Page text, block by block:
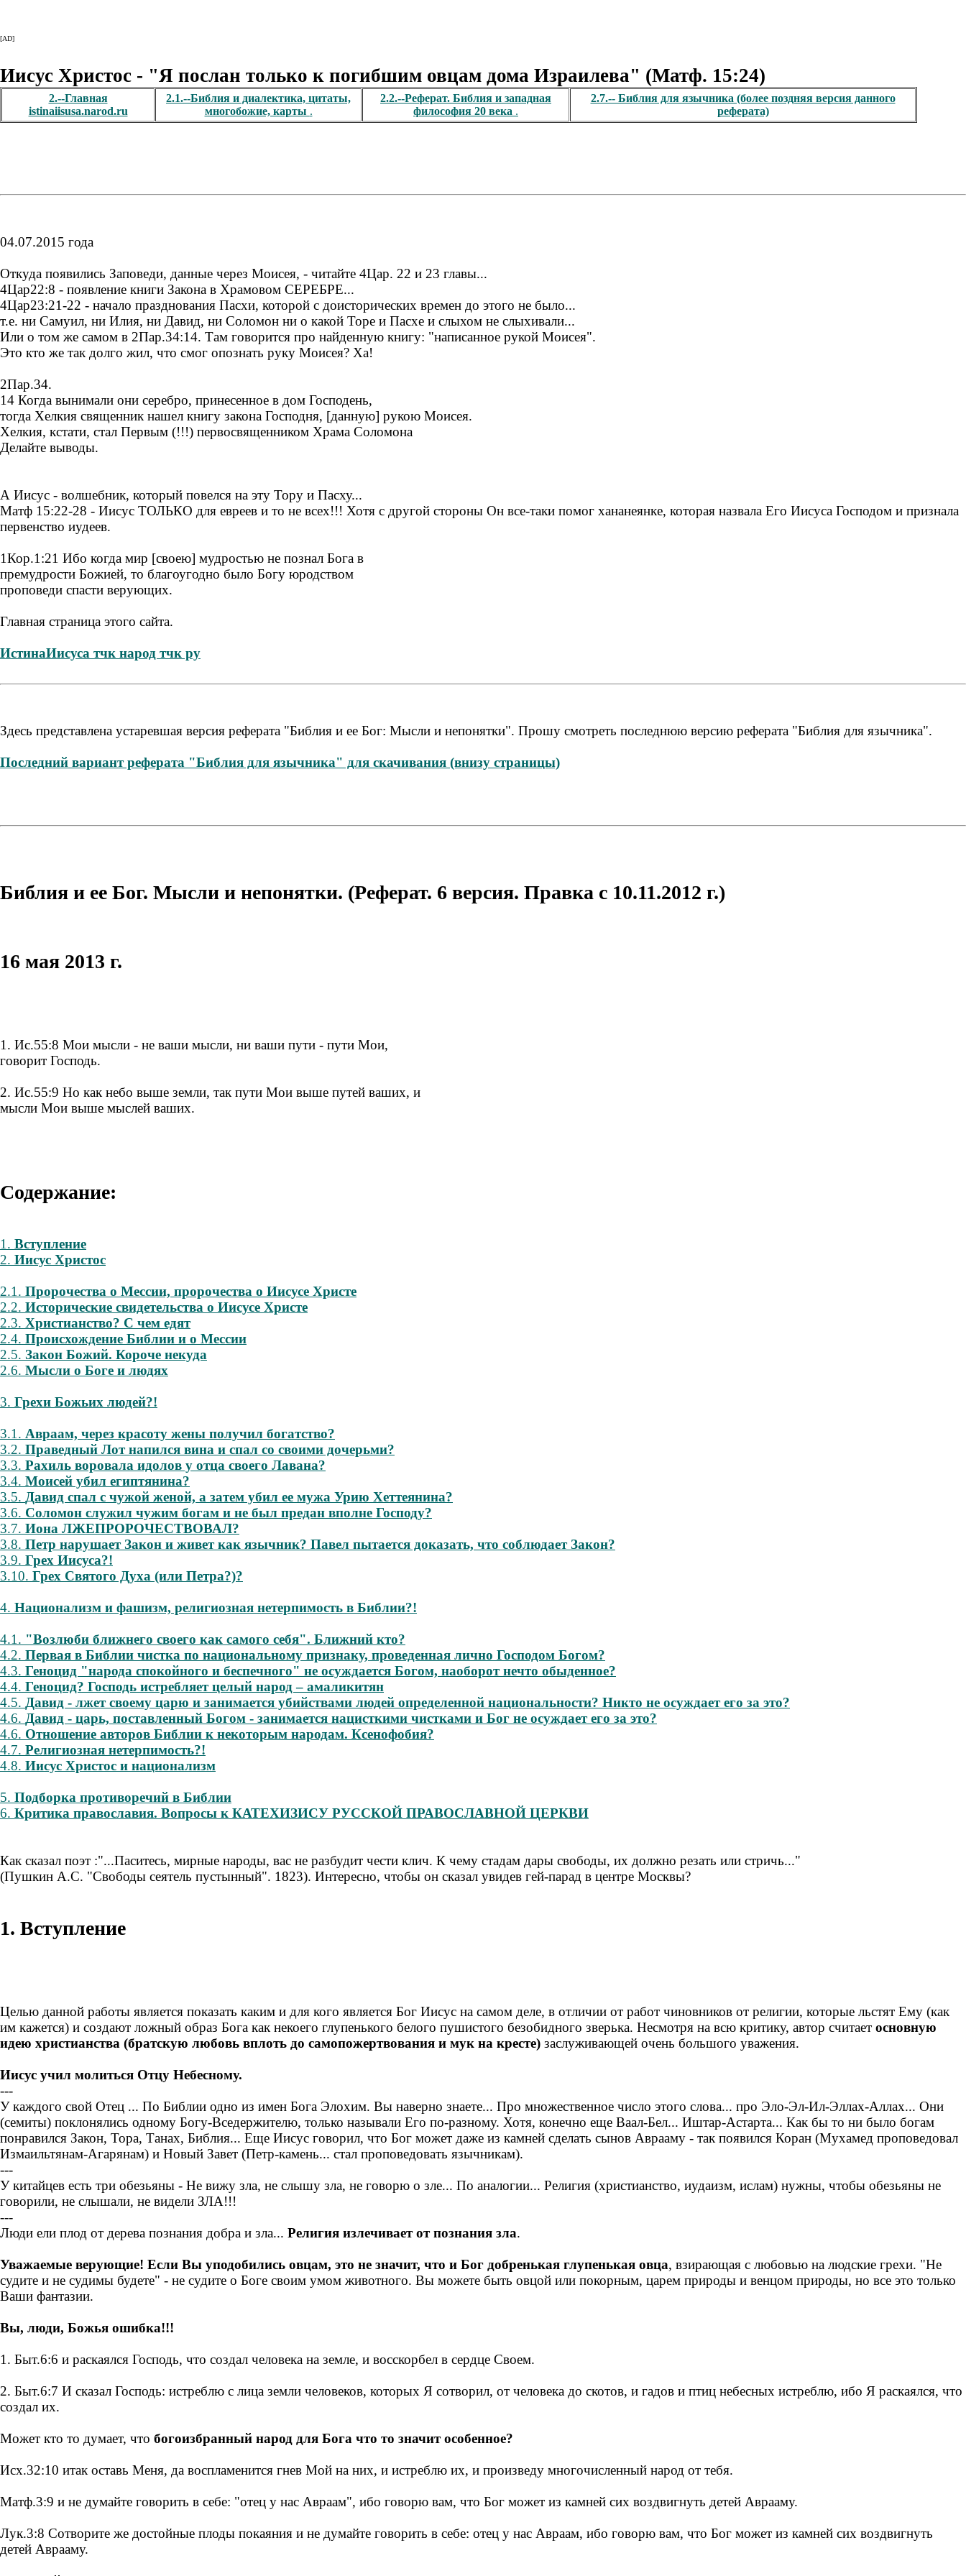
[AD]
Иисус Христос - "Я послан только к погибшим овцам дома Израилева" (Матф. 15:24)
2.--Главная
istinaiisusa.narod.ru
2.1.--Библия и диалектика, цитаты,
многобожие, карты .
2.2.--Реферат. Библия и западная
философия 20 века .
2.7.-- Библия для язычника (более поздняя версия данного
реферата)
04.07.2015 года
Откуда появились Заповеди, данные через Моисея, - читайте 4Цар. 22 и 23 главы...
4Цар22:8 - появление книги Закона в Храмовом СЕРЕБРЕ...
4Цар23:21-22 - начало празднования Пасхи, которой с доисторических времен до этого не было...
т.е. ни Самуил, ни Илия, ни Давид, ни Соломон ни о какой Торе и Пасхе и слыхом не слыхивали...
Или о том же самом в 2Пар.34:14. Там говорится про найденную книгу: "написанное рукой Моисея".
Это кто же так долго жил, что смог опознать руку Моисея? Ха!
2Пар.34.
14 Когда вынимали они серебро, принесенное в дом Господень,
тогда Хелкия священник нашел книгу закона Господня, [данную] рукою Моисея.
Хелкия, кстати, стал Первым (!!!) первосвященником Храма Соломона
Делайте выводы.
А Иисус - волшебник, который повелся на эту Тору и Пасху...
Матф 15:22-28 - Иисус ТОЛЬКО для евреев и то не всех!!! Хотя с другой стороны Он все-таки помог хананеянке, которая назвала Его Иисуса Господом и признала
первенство иудеев.
1Кор.1:21 Ибо когда мир [своею] мудростью не познал Бога в
премудрости Божией, то благоугодно было Богу юродством
проповеди спасти верующих.
Главная страница этого сайта.
ИстинаИисуса тчк народ тчк ру
Здесь представлена устаревшая версия реферата "Библия и ее Бог: Мысли и непонятки". Прошу смотреть последнюю версию реферата "Библия для язычника".
Последний вариант реферата "Библия для язычника" для скачивания (внизу страницы)
Библия и ее Бог. Мысли и непонятки. (Реферат. 6 версия. Правка с 10.11.2012 г.)
16 мая 2013 г.
1. Ис.55:8 Мои мысли - не ваши мысли, ни ваши пути - пути Мои,
говорит Господь.
2. Ис.55:9 Но как небо выше земли, так пути Мои выше путей ваших, и
мысли Мои выше мыслей ваших.
Содержание:
1. Вступление
2. Иисус Христос
2.1. Пророчества о Мессии, пророчества о Иисусе Христе
2.2. Исторические свидетельства о Иисусе Христе
2.3. Христианство? С чем едят
2.4. Происхождение Библии и о Мессии
2.5. Закон Божий. Короче некуда
2.6. Мысли о Боге и людях
3. Грехи Божьих людей?!
3.1. Авраам, через красоту жены получил богатство?
3.2. Праведный Лот напился вина и спал со своими дочерьми?
3.3. Рахиль воровала идолов у отца своего Лавана?
3.4. Моисей убил египтянина?
3.5. Давид спал с чужой женой, а затем убил ее мужа Урию Хеттеянина?
3.6. Соломон служил чужим богам и не был предан вполне Господу?
3.7. Иона ЛЖЕПРОРОЧЕСТВОВАЛ?
3.8. Петр нарушает Закон и живет как язычник? Павел пытается доказать, что соблюдает Закон?
3.9. Грех Иисуса?!
3.10. Грех Святого Духа (или Петра?)?
4. Национализм и фашизм, религиозная нетерпимость в Библии?!
4.1. "Возлюби ближнего своего как самого себя". Ближний кто?
4.2. Первая в Библии чистка по национальному признаку, проведенная лично Господом Богом?
4.3. Геноцид "народа спокойного и беспечного" не осуждается Богом, наоборот нечто обыденное?
4.4. Геноцид? Господь истребляет целый народ – амаликитян
4.5. Давид - лжет своему царю и занимается убийствами людей определенной национальности? Никто не осуждает его за это?
4.6. Давид - царь, поставленный Богом - занимается нацисткими чистками и Бог не осуждает его за это?
4.6. Отношение авторов Библии к некоторым народам. Ксенофобия?
4.7. Религиозная нетерпимость?!
4.8. Иисус Христос и национализм
5. Подборка противоречий в Библии
6. Критика православия. Вопросы к КАТЕХИЗИСУ РУССКОЙ ПРАВОСЛАВНОЙ ЦЕРКВИ
Как сказал поэт :"...Паситесь, мирные народы, вас не разбудит чести клич. К чему стадам дары свободы, их должно резать или стричь..."
(Пушкин А.С. "Свободы сеятель пустынный". 1823). Интересно, чтобы он сказал увидев гей-парад в центре Москвы?
1. Вступление
Целью данной работы является показать каким и для кого является Бог Иисус на самом деле, в отличии от работ чиновников от религии, которые льстят Ему (как
им кажется) и создают ложный образ Бога как некоего глупенького белого пушистого безобидного зверька. Несмотря на всю критику, автор считает основную
идею христианства (братскую любовь вплоть до самопожертвования и мук на кресте) заслуживающей очень большого уважения.
Иисус учил молиться Отцу Небесному.
---
У каждого свой Отец ... По Библии одно из имен Бога Элохим. Вы наверно знаете... Про множественное число этого слова... про Эло-Эл-Ил-Эллах-Аллах... Они
(семиты) поклонялись одному Богу-Вседержителю, только называли Его по-разному. Хотя, конечно еще Ваал-Бел... Иштар-Астарта... Как бы то ни было богам
понравился Закон, Тора, Танах, Библия... Еще Иисус говорил, что Бог может даже из камней сделать сынов Аврааму - так появился Коран (Мухамед проповедовал
Измаильтянам-Агарянам) и Новый Завет (Петр-камень... стал проповедовать язычникам).
---
У китайцев есть три обезьяны - Не вижу зла, не слышу зла, не говорю о зле... По аналогии... Религия (христианство, иудаизм, ислам) нужны, чтобы обезьяны не
говорили, не слышали, не видели ЗЛА!!!
---
Люди ели плод от дерева познания добра и зла... Религия излечивает от познания зла.
Уважаемые верующие! Если Вы уподобились овцам, это не значит, что и Бог добренькая глупенькая овца, взирающая с любовью на людские грехи. "Не
судите и не судимы будете" - не судите о Боге своим умом животного. Вы можете быть овцой или покорным, царем природы и венцом природы, но все это только
Ваши фантазии.
Вы, люди, Божья ошибка!!!
1. Быт.6:6 и раскаялся Господь, что создал человека на земле, и восскорбел в сердце Своем.
2. Быт.6:7 И сказал Господь: истреблю с лица земли человеков, которых Я сотворил, от человека до скотов, и гадов и птиц небесных истреблю, ибо Я раскаялся, что
создал их.
Может кто то думает, что богоизбранный народ для Бога что то значит особенное?
Исх.32:10 итак оставь Меня, да воспламенится гнев Мой на них, и истреблю их, и произведу многочисленный народ от тебя.
Матф.3:9 и не думайте говорить в себе: "отец у нас Авраам", ибо говорю вам, что Бог может из камней сих воздвигнуть детей Аврааму.
Лук.3:8 Сотворите же достойные плоды покаяния и не думайте говорить в себе: отец у нас Авраам, ибо говорю вам, что Бог может из камней сих воздвигнуть
детей Аврааму.